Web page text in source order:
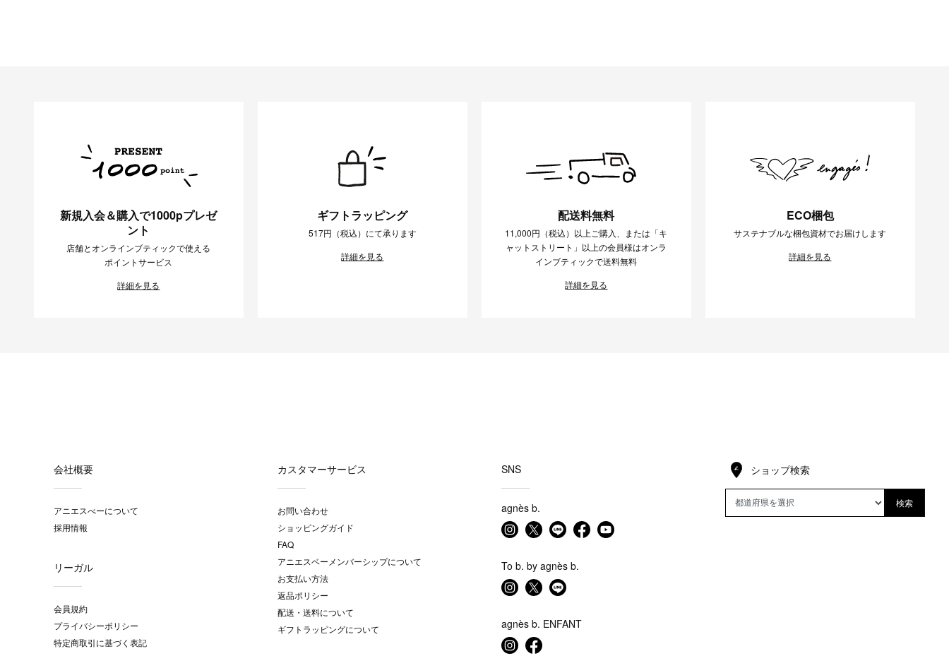
新規入会＆購入で1000pプレゼ
ント
店舗とオンラインブティックで使える
ポイントサービス
詳細を見る
ギフトラッピング
517円（税込）にて承ります
詳細を見る
配送料無料
11,000円（税込）以上ご購入、または「キ
ャットストリート」以上の会員様はオンラ
インブティックで送料無料
詳細を見る
ECO梱包
サステナブルな梱包資材でお届けします
詳細を見る
会社概要
アニエスべーについて
採用情報
リーガル
会員規約
プライバシーポリシー
特定商取引に基づく表記
カスタマーサービス
お問い合わせ
ショッピングガイド
FAQ
アニエスベーメンバーシップについて
お支払い方法
返品ポリシー
配送・送料について
ギフトラッピングについて
SNS
agnès b.
To b. by agnès b.
agnès b. ENFANT
ショップ検索
検索